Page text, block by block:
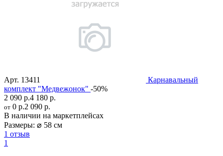
Арт. 13411
Карнавальный
комплект "Медвежонок" -50%
2 090 р.4 180 р.
от 0 р.2 090 р.
В наличии на маркетплейсах
Размеры: ⌀ 58 см
1 отзыв
1